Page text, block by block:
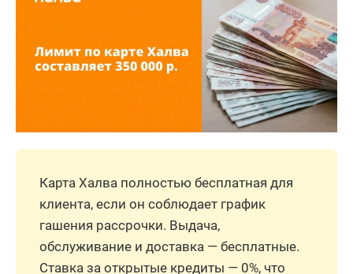
Карта Халва полностью бесплатная для
клиента, если он соблюдает график
гашения рассрочки. Выдача,
обслуживание и доставка — бесплатные.
Ставка за открытые кредиты — 0%, что